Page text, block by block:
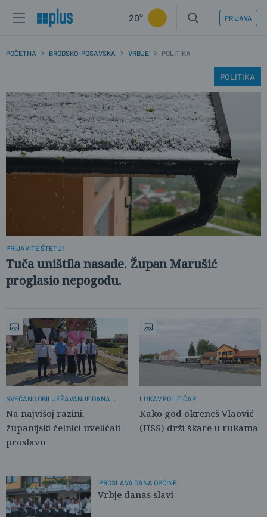
20° PRIJAVA
POČETNA BRODSKO-POSAVSKA VRBJE POLITIKA
POLITIKA
PRIJAVITE ŠTETU!
Tuča uništila nasade. Župan Marušić
proglasio nepogodu.
SVEČANO OBILJEŽAVANJE DANA
Na najvišoj razini,
županijski čelnici uveličali
proslavu
LUKAV POLITIČAR
Kako god okreneš Vlaović
(HSS) drži škare u rukama
PROSLAVA DANA OPĆINE
Vrbje danas slavi